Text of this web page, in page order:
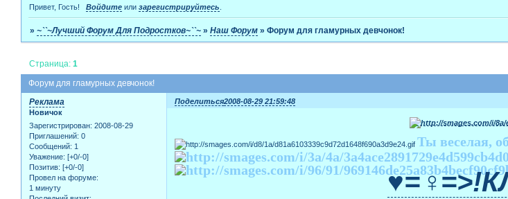
Привет, Гость! Войдитеили зарегистрируйтесь
»~``~Лучший Форум Для Подростков~``~ »Наш Форум »Форум для гламурных девчонок!
Форум для гламурных девчонок!
Страница:1
Поделиться2008-08-29 21:59:48
Реклама
Новичок
Зарегистрирован: 2008-08-29
Приглашений: 0
Сообщений: 1
Уважение: [+0/-0]
Позитив: [+0/-0]
Провел на форуме:
1 минуту
Ты веселая,